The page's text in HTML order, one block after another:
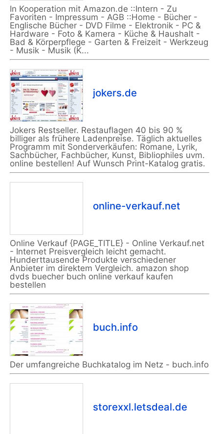
In Kooperation mit Amazon.de ::Intern - Zu
Favoriten - Impressum - AGB ::Home - Bücher -
Englische Bücher - DVD Filme - Elektronik - PC &
Hardware - Foto & Kamera - Küche & Haushalt -
Bad & Körperpflege - Garten & Freizeit - Werkzeug
- Musik - Musik (K...
jokers.de
Jokers Restseller. Restauflagen 40 bis 90 %
billiger als frühere Ladenpreise. Täglich aktuelles
Programm mit Sonderverkäufen: Romane, Lyrik,
Sachbücher, Fachbücher, Kunst, Bibliophiles uvm.
online bestellen! Auf Wunsch Print-Katalog gratis.
online-verkauf.net
Online Verkauf {PAGE_TITLE} - Online Verkauf.net
- Internet Preisvergleich leicht gemacht.
Hunderttausende Produkte verschiedener
Anbieter im direktem Vergleich. amazon shop
dvds buecher buch online verkauf kaufen
bestellen
buch.info
Der umfangreiche Buchkatalog im Netz - buch.info
storexxl.letsdeal.de